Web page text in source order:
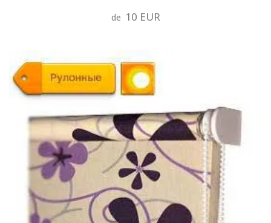
de 10 EUR